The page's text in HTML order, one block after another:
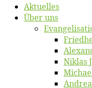
Ak­tu­el­les
Über uns
Ni­klas